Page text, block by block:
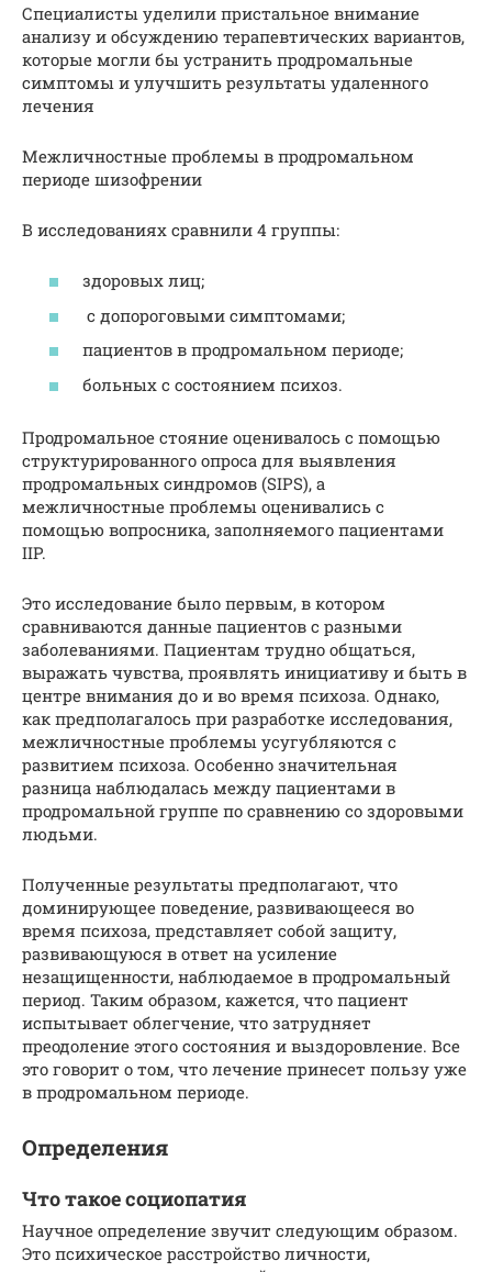
Специалисты уделили пристальное внимание
анализу и обсуждению терапевтических вариантов,
которые могли бы устранить продромальные
симптомы и улучшить результаты удаленного
лечения
Межличностные проблемы в продромальном
периоде шизофрении
В исследованиях сравнили 4 группы:
здоровых лиц;
с допороговыми симптомами;
пациентов в продромальном периоде;
больных с состоянием психоз.
Продромальное стояние оценивалось с помощью
структурированного опроса для выявления
продромальных синдромов (SIPS), а
межличностные проблемы оценивались с
помощью вопросника, заполняемого пациентами
IIP.
Это исследование было первым, в котором
сравниваются данные пациентов с разными
заболеваниями. Пациентам трудно общаться,
выражать чувства, проявлять инициативу и быть в
центре внимания до и во время психоза. Однако,
как предполагалось при разработке исследования,
межличностные проблемы усугубляются с
развитием психоза. Особенно значительная
разница наблюдалась между пациентами в
продромальной группе по сравнению со здоровыми
людьми.
Полученные результаты предполагают, что
доминирующее поведение, развивающееся во
время психоза, представляет собой защиту,
развивающуюся в ответ на усиление
незащищенности, наблюдаемое в продромальный
период. Таким образом, кажется, что пациент
испытывает облегчение, что затрудняет
преодоление этого состояния и выздоровление. Все
это говорит о том, что лечение принесет пользу уже
в продромальном периоде.
Определения
Что такое социопатия
Научное определение звучит следующим образом.
Это психическое расстройство личности,